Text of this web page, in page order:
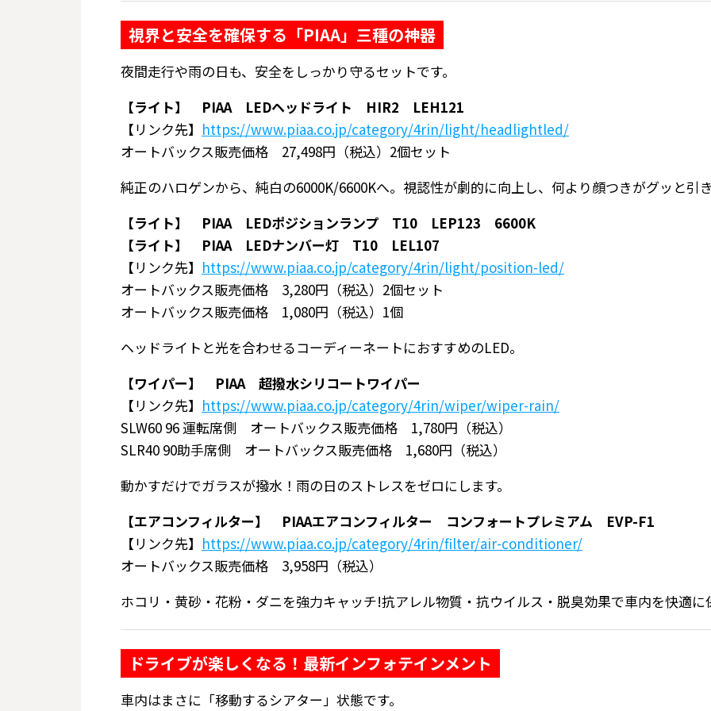
視界と安全を確保する「PIAA」三種の神器
夜間走行や雨の日も、安全をしっかり守るセットです。
【ライト】 PIAA LEDヘッドライト HIR2 LEH121
【リンク先】 https://www.piaa.co.jp/category/4rin/light/headlightled/
オートバックス販売価格 27,498円（税込）2個セット
純正のハロゲンから、純白の6000K/6600Kへ。視認性が劇的に向上し、何より顔つきがグッと引き
【ライト】 PIAA LEDポジションランプ T10 LEP123 6600K
【ライト】 PIAA LEDナンバー灯 T10 LEL107
【リンク先】 https://www.piaa.co.jp/category/4rin/light/position-led/
オートバックス販売価格 3,280円（税込）2個セット
オートバックス販売価格 1,080円（税込）1個
ヘッドライトと光を合わせるコーディーネートにおすすめのLED。
【ワイパー】 PIAA 超撥水シリコートワイパー
【リンク先】 https://www.piaa.co.jp/category/4rin/wiper/wiper-rain/
SLW60 96 運転席側 オートバックス販売価格 1,780円（税込）
SLR40 90助手席側 オートバックス販売価格 1,680円（税込）
動かすだけでガラスが撥水！雨の日のストレスをゼロにします。
【エアコンフィルター】 PIAAエアコンフィルター コンフォートプレミアム EVP-F1
【リンク先】 https://www.piaa.co.jp/category/4rin/filter/air-conditioner/
オートバックス販売価格 3,958円（税込）
ホコリ・黄砂・花粉・ダニを強力キャッチ!抗アレル物質・抗ウイルス・脱臭効果で車内を快適に
ドライブが楽しくなる！最新インフォテインメント
車内はまさに「移動するシアター」状態です。